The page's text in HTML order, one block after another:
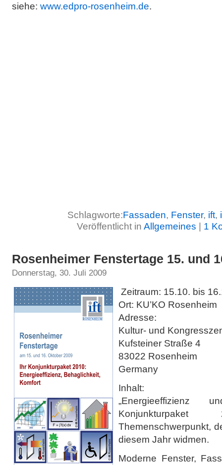
siehe: www.edpro-rosenheim.de.
Schlagworte:Fassaden, Fenster, ift,
Veröffentlicht in Allgemeines | 1
Rosenheimer Fenstertage 15. und
Donnerstag, 30. Juli 2009
Zeitraum: 15.10. bis
Ort: KU’KO Rosenheim
Adresse:
Kultur- und
Kufsteiner Straße 4
83022 Rosenheim
Germany
Inhalt:
„Energieeffizienz
Themenschwerpunkt,
diesem Jahr widmen.
Moderne Fenster,